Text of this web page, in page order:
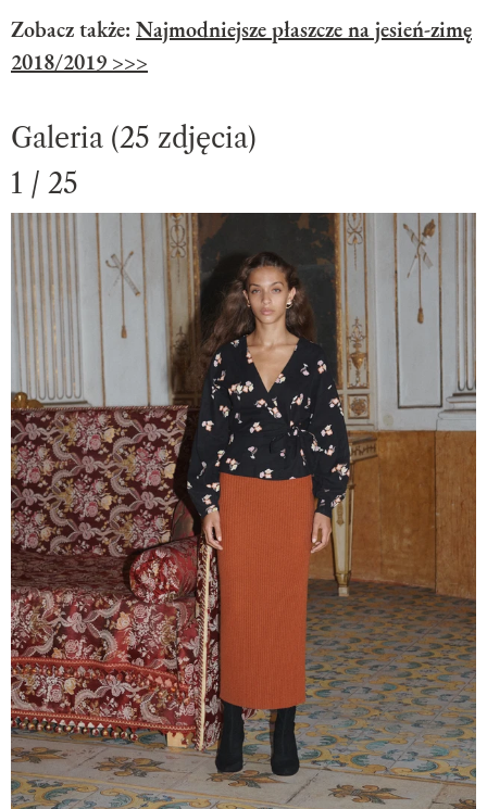
Zobacz także: Najmodniejsze płaszcze na jesień-zimę
2018/2019 >>>
Galeria (25 zdjęcia)
1 / 25